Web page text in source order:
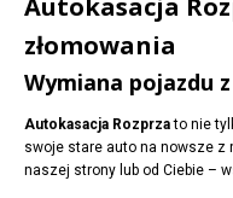
Autokasacja
złomowania
Wymiana pojazdu
Autokasacja Rozprzato nie
swoje stare auto na nowsze z
naszej strony lub od Ciebie –